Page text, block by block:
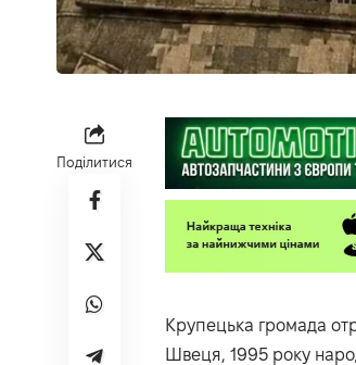
Поділитися
Крупецька громада
Швеця, 1995 року